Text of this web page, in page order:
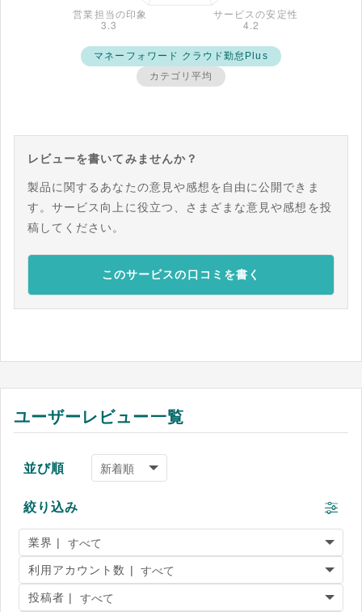
マネーフォワード クラウド勤怠Plus
カテゴリ平均
レビューを書いてみませんか？
製品に関するあなたの意見や感想を自由に公開できま
す。サービス向上に役立つ、さまざまな意見や感想を投
稿してください。
このサービスの口コミを書く
ユーザーレビュー一覧
並び順
絞り込み
業界 |
利用アカウント数 |
投稿者 |